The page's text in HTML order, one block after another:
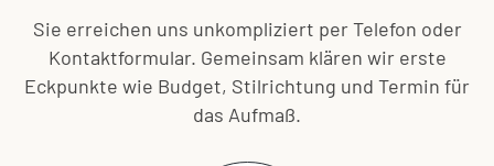
Sie erreichen uns unkompliziert per Telefon oder
Kontaktformular. Gemeinsam klären wir erste
Eckpunkte wie Budget, Stilrichtung und Termin für
das Aufmaß.